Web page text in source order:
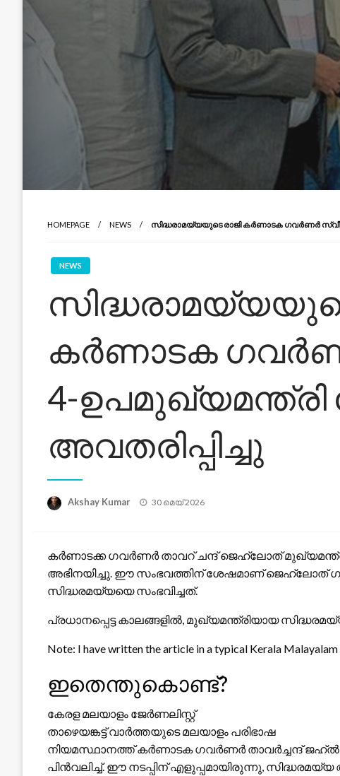
HOMEPAGE NEWS സിദ്ധരാമയ്യയുടെ രാജി കർണാടക ഗവർണർ
NEWS
കർണാടക
4-
അവതരിപ്പിച്ചു
Akshay Kumar
Posted
30 മെയ്‌ 2026
കർണാടക്ക ഗവർണർ താവറ് ചന്ദ് ജെഹ്‌ലോത്
അഭിനയിച്ചു. ഈ സംഭവത്തിന് ശേഷമാണ് ജെഹ്‌ലോത്
സിദ്ധരമയ്യയെ സംഭവിച്ചത്.
പ്രധാനപ്പെട്ട കാലങ്ങളിൽ, മുഖ്യമന്ത്രിയായ
Note: I have written the article in a typical Kerala
ഇതെന്തുകൊണ്ട്?
കേരള മലയാളം ജേർണലിസ്റ്റ്
താഴെയങ്കട്ട് വാർത്തയുടെ മലയാളം പരിഭാഷ
നിയമസ്ഥാനത്ത് കർണാടക ഗവർണർ താവർച്ചന്ദ്
പിൻവലിച്ച്. ഈ നടപ്പിന് എളുപ്പമായിരുന്നു,